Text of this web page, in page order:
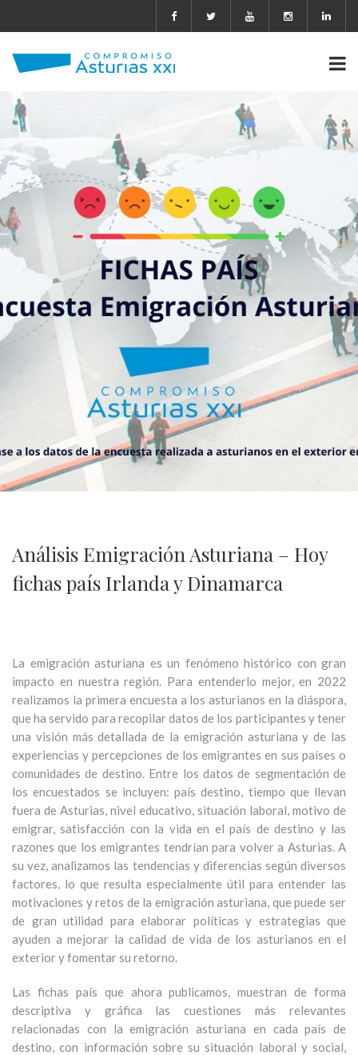
Análisis Emigración Asturiana – Hoy
fichas país Irlanda y Dinamarca
La emigración asturiana es un fenómeno histórico con gran
impacto en nuestra región. Para entenderlo mejor, en 2022
realizamos la primera encuesta a los asturianos en la diáspora,
que ha servido para recopilar datos de los participantes y tener
una visión más detallada de la emigración asturiana y de las
experiencias y percepciones de los emigrantes en sus países o
comunidades de destino. Entre los datos de segmentación de
los encuestados se incluyen: país destino, tiempo que llevan
fuera de Asturias, nivel educativo, situación laboral, motivo de
emigrar, satisfacción con la vida en el país de destino y las
razones que los emigrantes tendrían para volver a Asturias. A
su vez, analizamos las tendencias y diferencias según diversos
factores, lo que resulta especialmente útil para entender las
motivaciones y retos de la emigración asturiana, que puede ser
de gran utilidad para elaborar políticas y estrategias que
ayuden a mejorar la calidad de vida de los asturianos en el
exterior y fomentar su retorno.
Las fichas país que ahora publicamos, muestran de forma
descriptiva y gráfica las cuestiones más relevantes
relacionadas con la emigración asturiana en cada país de
destino, con información sobre su situación laboral y social,